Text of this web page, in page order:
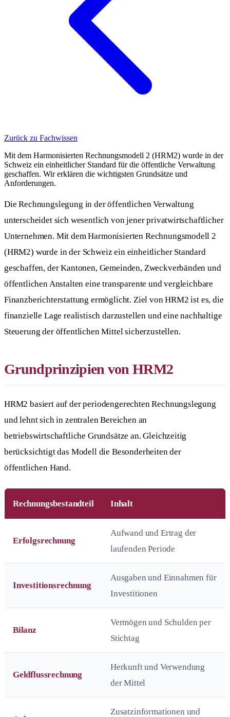
Zurück zu Fachwissen
Mit dem Harmonisierten Rechnungsmodell 2 (HRM2) wurde in der
Schweiz ein einheitlicher Standard für die öffentliche Verwaltung
geschaffen. Wir erklären die wichtigsten Grundsätze und
Anforderungen.
Die Rechnungslegung in der öffentlichen Verwaltung
unterscheidet sich wesentlich von jener privatwirtschaftlicher
Unternehmen. Mit dem Harmonisierten Rechnungsmodell 2
(HRM2) wurde in der Schweiz ein einheitlicher Standard
geschaffen, der Kantonen, Gemeinden, Zweckverbänden und
öffentlichen Anstalten eine transparente und vergleichbare
Finanzberichterstattung ermöglicht. Ziel von HRM2 ist es, die
finanzielle Lage realistisch darzustellen und eine nachhaltige
Steuerung der öffentlichen Mittel sicherzustellen.
Grundprinzipien von HRM2
HRM2 basiert auf der periodengerechten Rechnungslegung
und lehnt sich in zentralen Bereichen an
betriebswirtschaftliche Grundsätze an. Gleichzeitig
berücksichtigt das Modell die Besonderheiten der
öffentlichen Hand.
Rechnungsbestandteil Inhalt
Erfolgsrechnung
Aufwand und Ertrag der
laufenden Periode
Investitionsrechnung
Ausgaben und Einnahmen für
Investitionen
Bilanz
Vermögen und Schulden per
Stichtag
Geldflussrechnung
Herkunft und Verwendung
der Mittel
Zusatzinformationen und